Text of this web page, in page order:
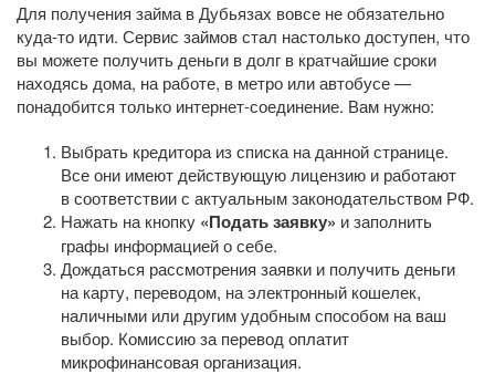
Для получения займа в Дубьязах вовсе не обязательно
куда-то идти. Сервис займов стал настолько доступен, что
вы можете получить деньги в долг в кратчайшие сроки
находясь дома, на работе, в метро или автобусе —
понадобится только интернет-соединение. Вам нужно:
Выбрать кредитора из списка на данной странице.
Все они имеют действующую лицензию и работают
в соответствии с актуальным законодательством РФ.
Нажать на кнопку «Подать заявку» и заполнить
графы информацией о себе.
Дождаться рассмотрения заявки и получить деньги
на карту, переводом, на электронный кошелек,
наличными или другим удобным способом на ваш
выбор. Комиссию за перевод оплатит
микрофинансовая организация.